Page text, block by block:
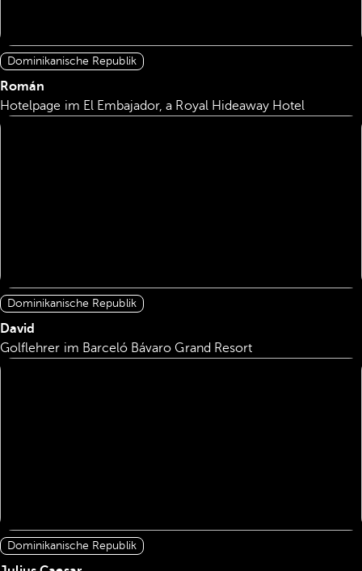
Dominikanische Republik
Román
Hotelpage im El Embajador, a Royal Hideaway Hotel
Dominikanische Republik
David
Golflehrer im Barceló Bávaro Grand Resort
Dominikanische Republik